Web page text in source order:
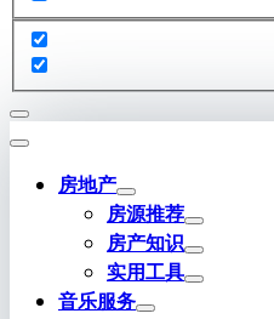
房地产
房源推荐
房产知识
实用工具
音乐服务